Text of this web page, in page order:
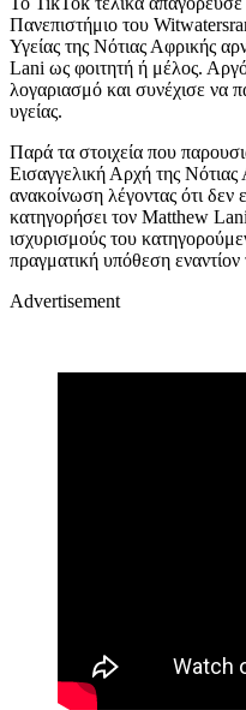
Πανεπιστήμιο του
Υγείας της Νότιας Αφρικής
Lani ως φοιτητή ή μέλος.
λογαριασμό και συνέχισε να
υγείας.
Παρά τα στοιχεία που
Εισαγγελική Αρχή της
ανακοίνωση λέγοντας ότι δεν
κατηγορήσει τον Matthew
ισχυρισμούς του
πραγματική υπόθεση εναντίον
Advertisement